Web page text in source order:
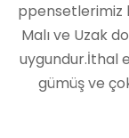
ppensetlerimiz
Malı ve Uzak
uygundur.İthal
gümüş ve